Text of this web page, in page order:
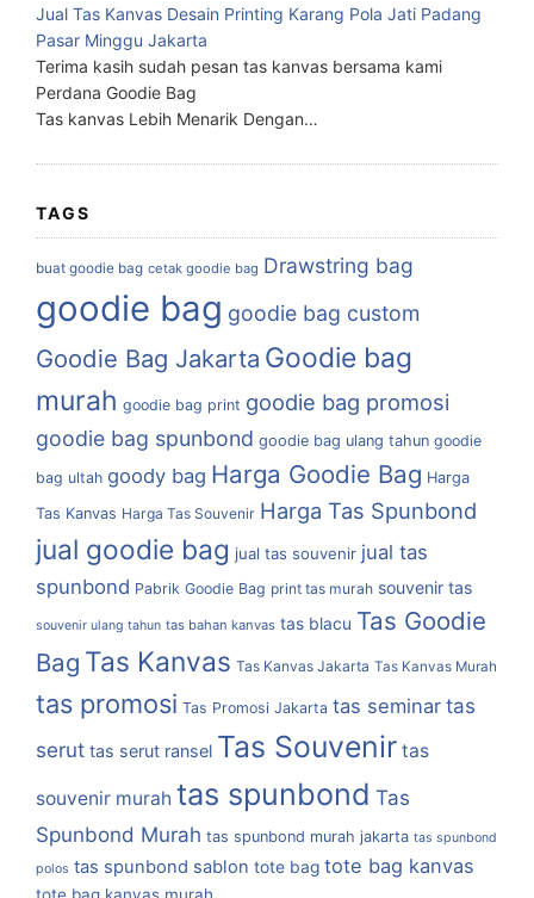
Jual Tas Kanvas Desain Printing Karang Pola Jati Padang
Pasar Minggu Jakarta
Terima kasih sudah pesan tas kanvas bersama kami
Perdana Goodie Bag
Tas kanvas Lebih Menarik Dengan…
TAGS
buat goodie bag cetak goodie bag Drawstring bag
goodie bag goodie bag custom
Goodie Bag Jakarta Goodie bag
murah goodie bag print goodie bag promosi
goodie bag spunbond goodie bag ulang tahun goodie
bag ultah goody bag Harga Goodie Bag Harga
Tas Kanvas Harga Tas Souvenir Harga Tas Spunbond
jual goodie bag jual tas souvenir jual tas
spunbond Pabrik Goodie Bag print tas murah souvenir tas
souvenir ulang tahun tas bahan kanvas tas blacu Tas Goodie
Bag Tas Kanvas Tas Kanvas Jakarta Tas Kanvas Murah
tas promosi Tas Promosi Jakarta tas seminar tas
serut tas serut ransel Tas Souvenir tas
souvenir murah tas spunbond Tas
Spunbond Murah tas spunbond murah jakarta tas spunbond
polos tas spunbond sablon tote bag tote bag kanvas